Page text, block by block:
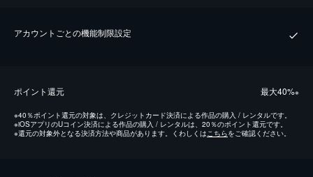
アカウントごとの機能制限設定
ポイント還元 最⼤40%※
※40％ポイント還元の対象は、クレジットカード決済による作品の購入 / レンタルです。
※iOSアプリのUコイン決済による作品の購入 / レンタルは、20％のポイント還元です。
※還元の対象外となる決済方法や商品があります。くわしくはこちらをご確認ください。